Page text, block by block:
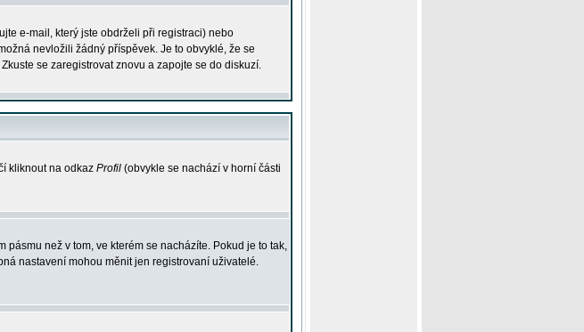
e-mail, který jste obdrželi při registraci) nebo
nevložili žádný příspěvek. Je to obvyklé, že se
se zaregistrovat znovu a zapojte se do diskuzí.
kliknout na odkaz Profil (obvykle se nachází v horní části
než v tom, ve kterém se nacházíte. Pokud je to tak,
nastavení mohou měnit jen registrovaní uživatelé.